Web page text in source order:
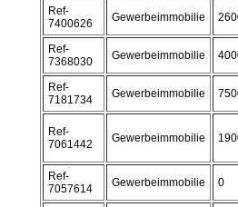
Ref-
7400626
Gewerbeimmobilie
Ref-
7368030
Gewerbeimmobilie
Ref-
7181734
Gewerbeimmobilie
Ref-
7061442
Gewerbeimmobilie
Ref-
7057614
Gewerbeimmobilie 0